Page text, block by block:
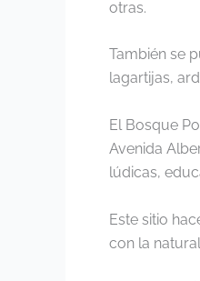
otras.
También se
lagartijas,
El Bosque
Avenida
lúdicas,
Este sitio
con la